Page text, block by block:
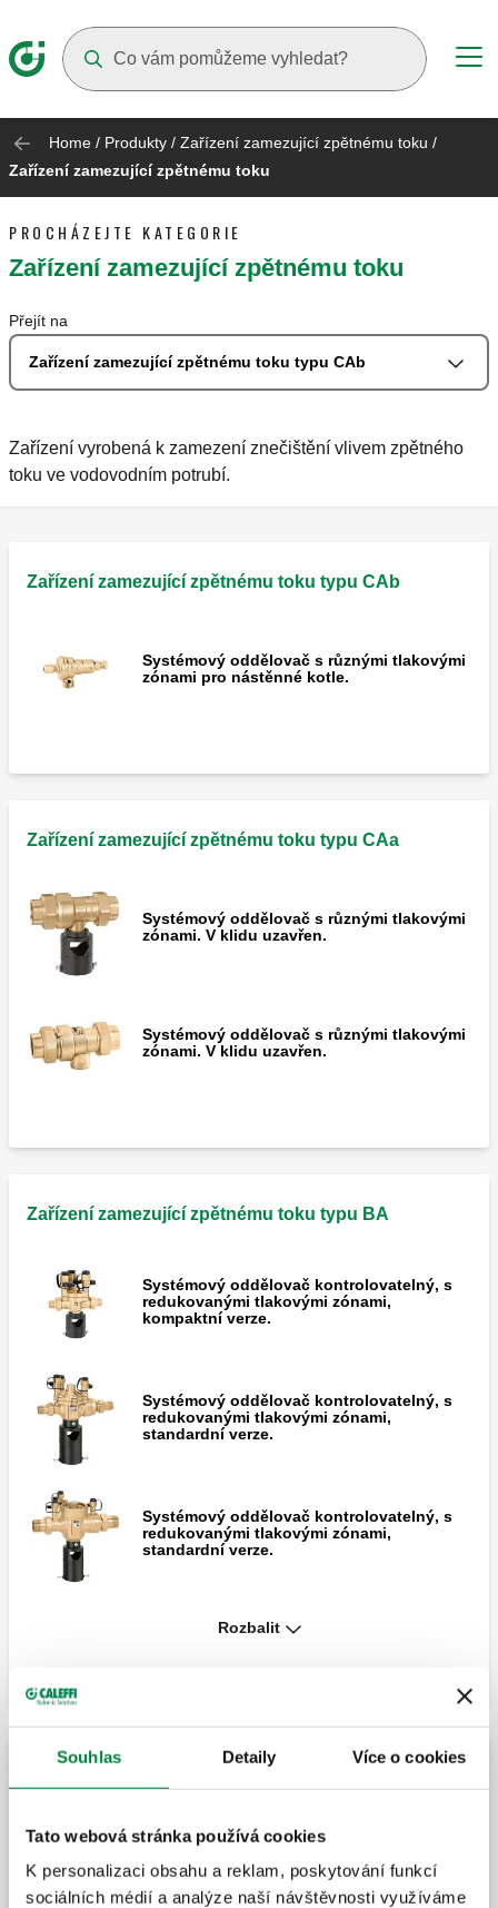
Souhlas Detaily Více o cookies
Tato webová stránka používá cookies
K personalizaci obsahu a reklam, poskytování funkcí
sociálních médií a analýze naší návštěvnosti využíváme
Home / Produkty / Zařízení zamezující zpětnému toku /
Zařízení zamezující zpětnému toku
PROCHÁZEJTE KATEGORIE
Zařízení zamezující zpětnému toku
Přejít na
Zařízení zamezující zpětnému toku typu CAb
Zařízení vyrobená k zamezení znečištění vlivem zpětného
toku ve vodovodním potrubí.
Zařízení zamezující zpětnému toku typu CAb
Systémový oddělovač s různými tlakovými
zónami pro nástěnné kotle.
Zařízení zamezující zpětnému toku typu CAa
Systémový oddělovač s různými tlakovými
zónami. V klidu uzavřen.
Systémový oddělovač s různými tlakovými
zónami. V klidu uzavřen.
Zařízení zamezující zpětnému toku typu BA
Systémový oddělovač kontrolovatelný, s
redukovanými tlakovými zónami,
kompaktní verze.
Systémový oddělovač kontrolovatelný, s
redukovanými tlakovými zónami,
standardní verze.
Systémový oddělovač kontrolovatelný, s
redukovanými tlakovými zónami,
standardní verze.
Systémový oddělovač kontrolovatelný, s
Systémový oddělovač kontrolovatelný, s
redukovanými tlakovými zónami. Bronzové
Systémový oddělovač kontrolovatelný, s
redukovanými tlakovými zónami. Litinové
tělo, s epoxidovou povrchovou úpravou.
Rozbalit
Předem smontovaná skupina, napojení
na vnitřní závit.